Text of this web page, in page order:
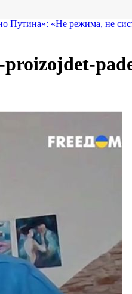
Путина»: «Не режима, не